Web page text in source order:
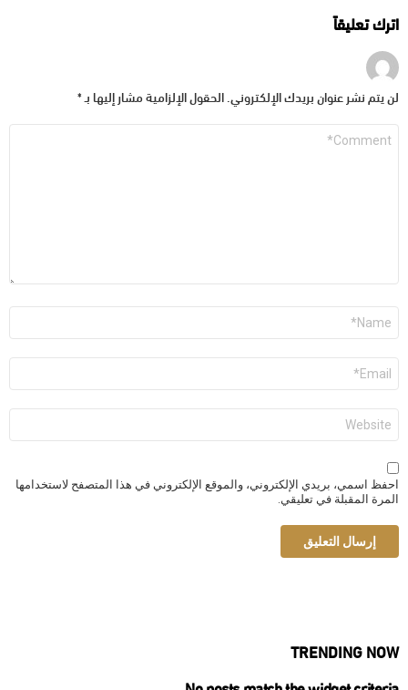
اترك تعليقاً
لن يتم نشر عنوان بريدك الإلكتروني. الحقول الإلزامية مشار إليها بـ *
التعليق
الاسم
البريد
الإلكتروني
*
الموقع
الإلكتروني
احفظ اسمي، بريدي الإلكتروني، والموقع الإلكتروني في هذا المتصفح لاستخدامها
المرة المقبلة في تعليقي.
TRENDING NOW